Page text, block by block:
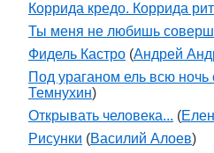
Коррида кредо. Коррида
Ты меня не любишь
Фидель Кастро (Андрей
Под ураганом ель всю ночь
Темнухин)
Открывать человека... (
Рисунки (Василий Алоев)